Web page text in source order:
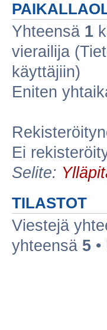
Yhteensä 1
vierailija
käyttäjiin)
Eniten
Ei
Selite:
TILASTOT
Viestejä
yhteensä 5